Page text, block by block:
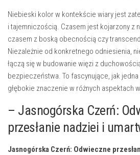
Niebieski kolor ⁤w kontekście wiary jest
i tajemniczością. Czasem ​jest kojarzony z
czasem z boską obecnością czy
Niezależnie od konkretnego odniesienia,
łączą się w budowanie więzi z
bezpieczeństwa. To fascynujące, jak
głębokie ‍znaczenie w różnych aspektach
– Jasnogórska Czerń:
przesłanie nadziei ‍i
Jasnogórska Czerń: Odwieczne